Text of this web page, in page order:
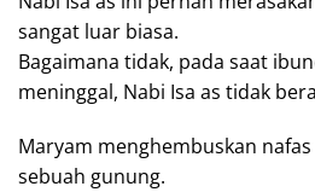
sangat luar biasa.
Bagaimana tidak, pada saat
meninggal, Nabi Isa as tidak
Maryam menghembuskan
sebuah gunung.